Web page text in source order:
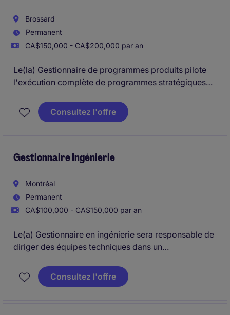
Brossard
Permanent
CA$150,000 - CA$200,000 par an
Le(la) Gestionnaire de programmes produits pilote
l'exécution complète de programmes stratégiques
Il(elle) assure l'alignement interfonctionnel et la
performance des livraisons dans un environnement
Consultez l'offre
Gestionnaire Ingénierie
Montréal
Permanent
CA$100,000 - CA$150,000 par an
Le(a) Gestionnaire en ingénierie sera responsable de
diriger des équipes techniques dans un
pleine croissance. Ce poste exige une expertise en
gestion de projets et en optimisation des processus
Consultez l'offre